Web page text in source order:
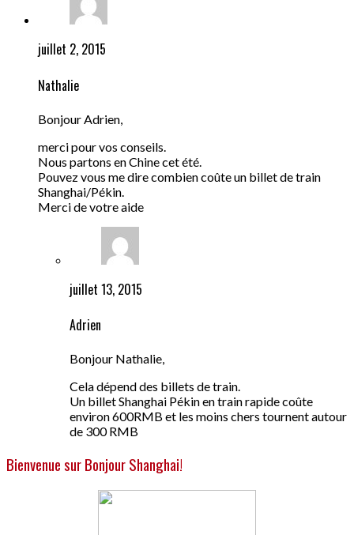
juillet 2, 2015
Nathalie
Bonjour Adrien,
merci pour vos conseils.
Nous partons en Chine cet été.
Pouvez vous me dire combien coûte un billet de train
Shanghai/Pékin.
Merci de votre aide
juillet 13, 2015
Adrien
Bonjour Nathalie,
Cela dépend des billets de train.
Un billet Shanghai Pékin en train rapide coûte
environ 600RMB et les moins chers tournent autour
de 300 RMB
Bienvenue sur Bonjour Shanghai!